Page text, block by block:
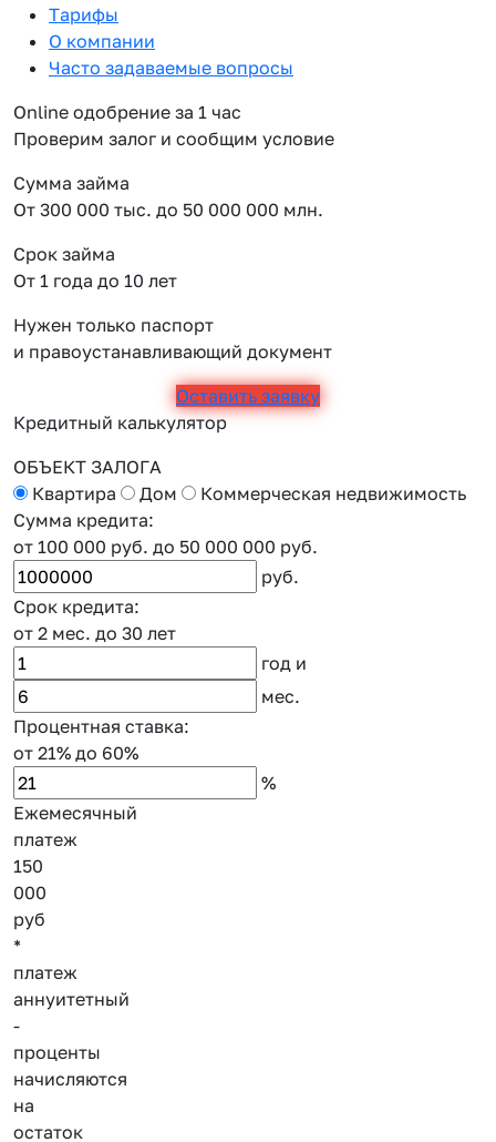
Тарифы
О компании
Часто задаваемые вопросы
Online одобрение за 1 час
Проверим залог и сообщим условие
Сумма займа
От 300 000 тыс. до 50 000 000 млн.
Срок займа
От 1 года до 10 лет
Нужен только паспорт
и правоустанавливающий документ
Оставить заявку
Кредитный калькулятор
ОБЪЕКТ ЗАЛОГА
Квартира
Дом
Коммерческая недвижимость
Сумма кредита:
от 100 000 руб. до 50 000 000 руб.
руб.
Срок кредита:
от 2 мес. до 30 лет
год и
мес.
Процентная ставка:
от 21% до 60%
%
Ежемесячный
платеж
150
000
руб
*
платеж
аннуитетный
-
проценты
начисляются
на
остаток